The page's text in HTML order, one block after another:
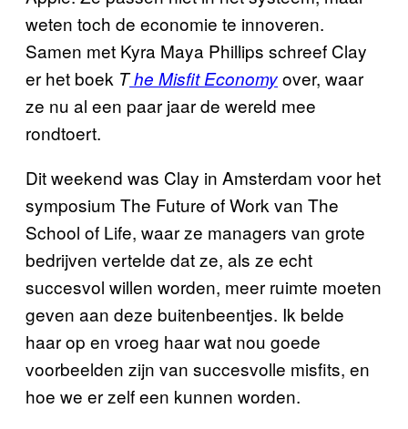
weten toch de economie te innoveren.
Samen met Kyra Maya Phillips schreef Clay
er het boek The Misfit Economyover, waar
ze nu al een paar jaar de wereld mee
rondtoert.
Dit weekend was Clay in Amsterdam voor het
symposium The Future of Work van The
School of Life, waar ze managers van grote
bedrijven vertelde dat ze, als ze echt
succesvol willen worden, meer ruimte moeten
geven aan deze buitenbeentjes. Ik belde
haar op en vroeg haar wat nou goede
voorbeelden zijn van succesvolle misfits, en
hoe we er zelf een kunnen worden.